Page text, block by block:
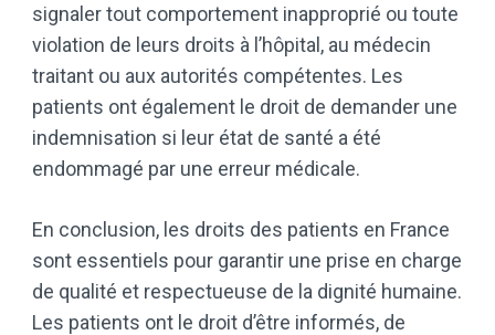
signaler tout comportement inapproprié ou toute
violation de leurs droits à l’hôpital, au médecin
traitant ou aux autorités compétentes. Les
patients ont également le droit de demander une
indemnisation si leur état de santé a été
endommagé par une erreur médicale.
En conclusion, les droits des patients en France
sont essentiels pour garantir une prise en charge
de qualité et respectueuse de la dignité humaine.
Les patients ont le droit d’être informés, de